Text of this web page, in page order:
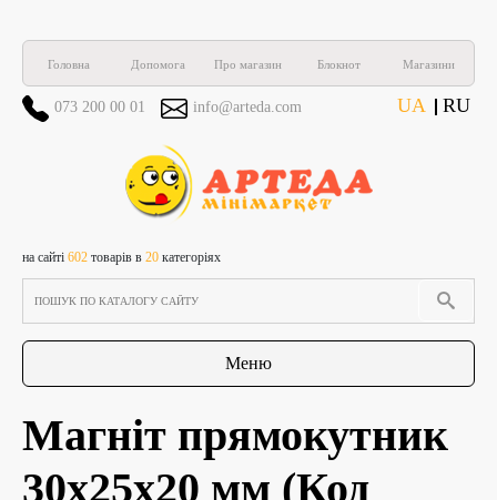
Головна Допомога Про магазин Блокнот Магазини
UA RU
073 200 00 01 info@arteda.com
на сайті 602 товарів в 20 категоріях
Меню
Магніт прямокутник
30х25х20 мм (Код